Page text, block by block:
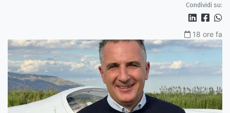
Condividi su:
18 ore fa